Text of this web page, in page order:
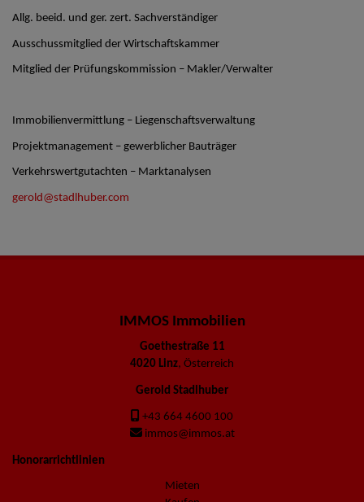
Allg. beeid. und ger. zert. Sachverständiger
Ausschussmitglied der Wirtschaftskammer
Mitglied der Prüfungskommission – Makler/Verwalter
Immobilienvermittlung – Liegenschaftsverwaltung
Projektmanagement – gewerblicher Bauträger
Verkehrswertgutachten – Marktanalysen
gerold@stadlhuber.com
IMMOS Immobilien
Goethestraße 11
4020 Linz, Österreich
Gerold Stadlhuber
+43 664 4600 100
immos@immos.at
Honorarrichtlinien
Mieten